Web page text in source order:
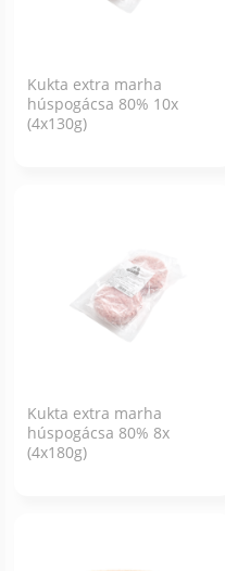
Kukta extra marha
húspogácsa 80% 10x
(4x130g)
Kukta extra marha
húspogácsa 80% 8x
(4x180g)